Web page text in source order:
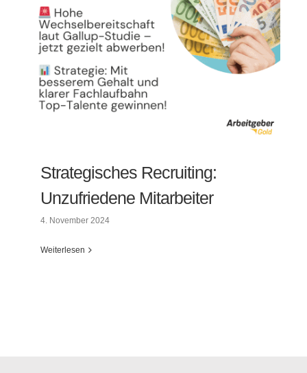
Strategisches Recruiting:
Unzufriedene Mitarbeiter
4. November 2024
Weiterlesen